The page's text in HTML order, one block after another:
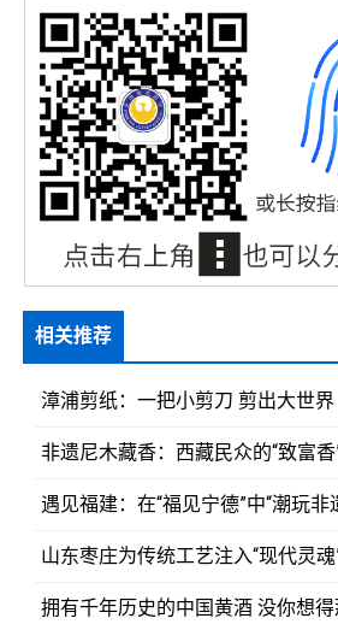
相关推荐
漳浦剪纸：一把小剪刀 剪出大世界
非遗尼木藏香：西藏民众的“致富香
遇见福建：在“福见宁德”中“潮玩非
山东枣庄为传统工艺注入“现代灵魂
拥有千年历史的中国黄酒 没你想